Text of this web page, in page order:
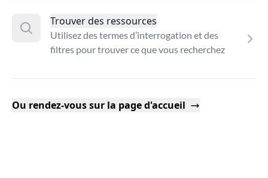
Trouver des ressources
Utilisez des termes d’interrogation et des
filtres pour trouver ce que vous recherchez
Ou rendez-vous sur la page d'accueil